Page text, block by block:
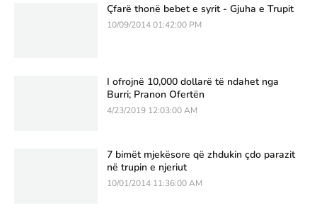
Çfarë thonë bebet e syrit - Gjuha e Trupit
10/09/2014 01:42:00 PM
I ofrojnë 10,000 dollarë të ndahet nga
Burri; Pranon Ofertën
4/23/2019 12:03:00 AM
7 bimët mjekësore që zhdukin çdo parazit
në trupin e njeriut
10/01/2014 11:36:00 AM